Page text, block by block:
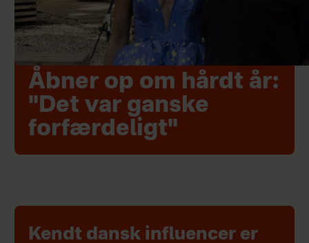
Åbner op om hårdt år:
"Det var ganske
forfærdeligt"
Kendt dansk influencer er